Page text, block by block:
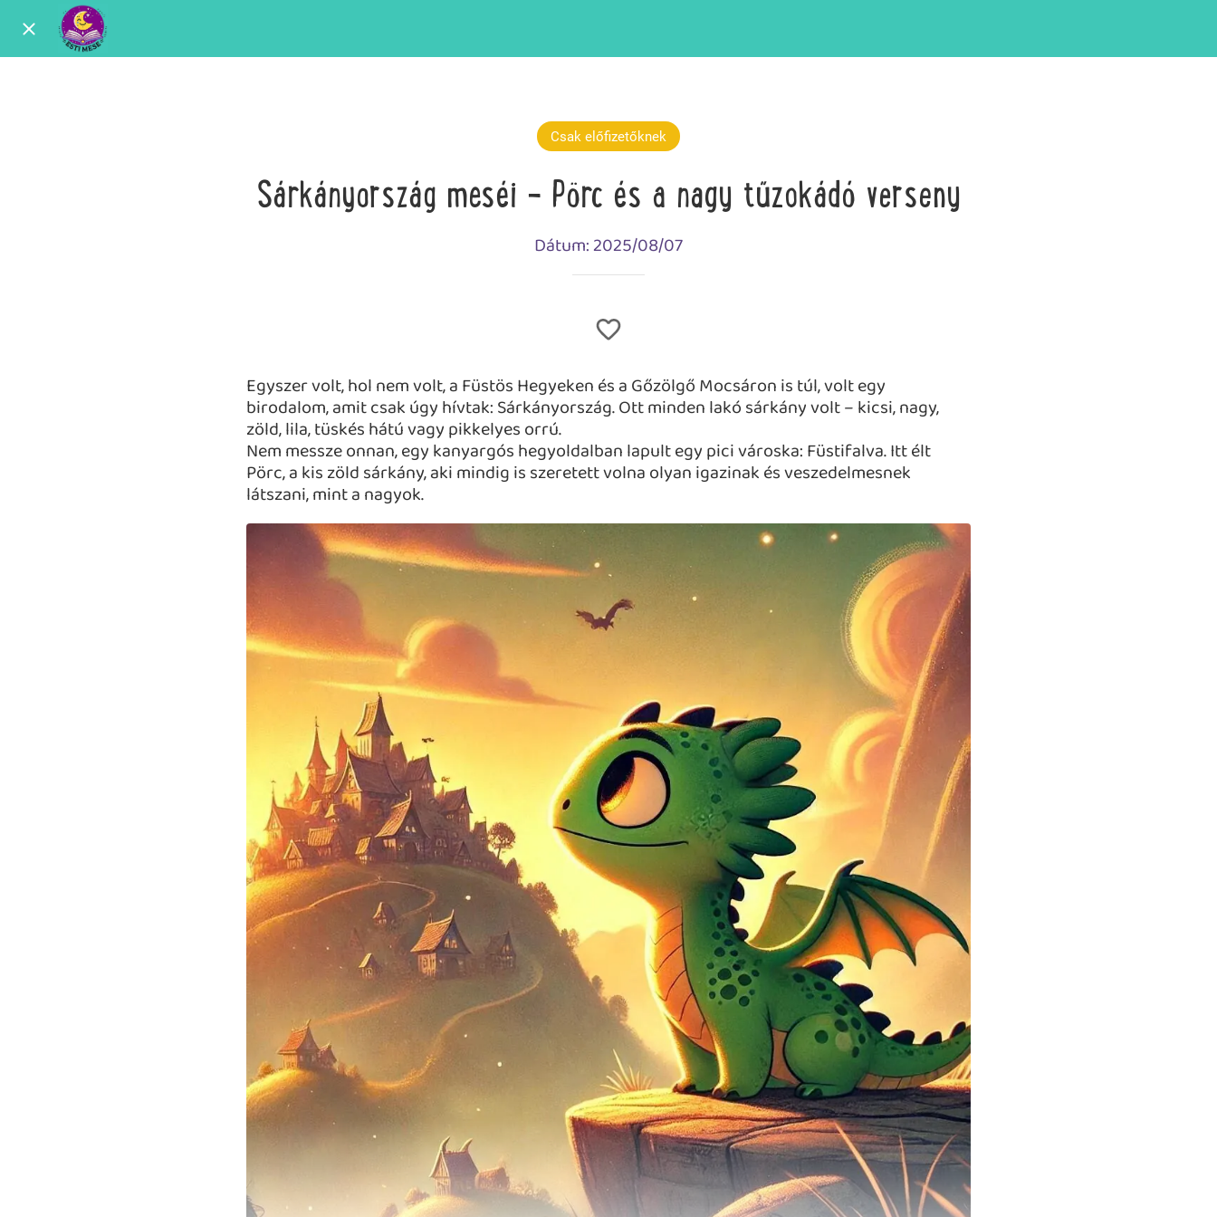
Csak előfizetőknek
Sárkányország meséi - Pörc és a nagy tűzokádó verseny
Dátum: 2025/08/07
Egyszer volt, hol nem volt, a Füstös Hegyeken és a Gőzölgő Mocsáron is túl, volt egy
birodalom, amit csak úgy hívtak: Sárkányország. Ott minden lakó sárkány volt – kicsi, nagy,
zöld, lila, tüskés hátú vagy pikkelyes orrú.
Nem messze onnan, egy kanyargós hegyoldalban lapult egy pici városka: Füstifalva. Itt élt
Pörc, a kis zöld sárkány, aki mindig is szeretett volna olyan igazinak és veszedelmesnek
látszani, mint a nagyok.